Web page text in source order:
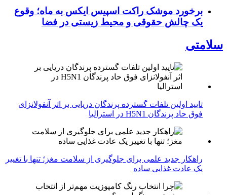
برخورد موشک راکت اسپیس ایکس به ماه؛ وقوع
یک چالش حقوقی و محیط زیستی در فضا
سلامتی
تایید اولین تلفات گسترده پرندگان دریایی بر اثر آنفولانزای
فوق حاد پرندگان H5N1 در استرالیا
راهکار جدید علمی برای جلوگیری از سلامت مغز؛ تنها با تغییر
یک عادت غذایی ساده